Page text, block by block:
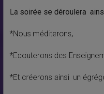
La soirée se déroulera
*Nous méditerons,
*Ecouterons des
*Et créerons ainsi un